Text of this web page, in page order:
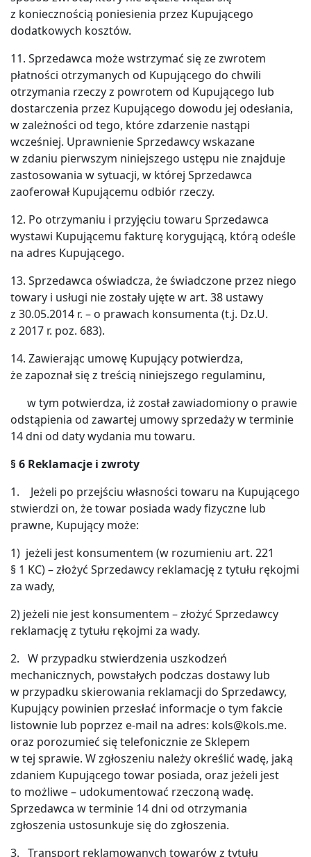
z koniecznością poniesienia przez Kupującego
dodatkowych kosztów.
11. Sprzedawca może wstrzymać się ze zwrotem
płatności otrzymanych od Kupującego do chwili
otrzymania rzeczy z powrotem od Kupującego lub
dostarczenia przez Kupującego dowodu jej odesłania,
w zależności od tego, które zdarzenie nastąpi
wcześniej. Uprawnienie Sprzedawcy wskazane
w zdaniu pierwszym niniejszego ustępu nie znajduje
zastosowania w sytuacji, w której Sprzedawca
zaoferował Kupującemu odbiór rzeczy.
12. Po otrzymaniu i przyjęciu towaru Sprzedawca
wystawi Kupującemu fakturę korygującą, którą odeśle
na adres Kupującego.
13. Sprzedawca oświadcza, że świadczone przez niego
towary i usługi nie zostały ujęte w art. 38 ustawy
z 30.05.2014 r. – o prawach konsumenta (t.j. Dz.U.
z 2017 r. poz. 683).
14. Zawierając umowę Kupujący potwierdza,
że zapoznał się z treścią niniejszego regulaminu,
w tym potwierdza, iż został zawiadomiony o prawie
odstąpienia od zawartej umowy sprzedaży w terminie
14 dni od daty wydania mu towaru.
§ 6 Reklamacje i zwroty
1. Jeżeli po przejściu własności towaru na Kupującego
stwierdzi on, że towar posiada wady fizyczne lub
prawne, Kupujący może:
1) jeżeli jest konsumentem (w rozumieniu art. 221
§ 1 KC) – złożyć Sprzedawcy reklamację z tytułu rękojmi
za wady,
2) jeżeli nie jest konsumentem – złożyć Sprzedawcy
reklamację z tytułu rękojmi za wady.
2. W przypadku stwierdzenia uszkodzeń
mechanicznych, powstałych podczas dostawy lub
w przypadku skierowania reklamacji do Sprzedawcy,
Kupujący powinien przesłać informacje o tym fakcie
listownie lub poprzez e-mail na adres: kols@kols.me.
oraz porozumieć się telefonicznie ze Sklepem
w tej sprawie. W zgłoszeniu należy określić wadę, jaką
zdaniem Kupującego towar posiada, oraz jeżeli jest
to możliwe – udokumentować rzeczoną wadę.
Sprzedawca w terminie 14 dni od otrzymania
zgłoszenia ustosunkuje się do zgłoszenia.
3. Transport reklamowanych towarów z tytułu
zadzwoń:
533
533
802